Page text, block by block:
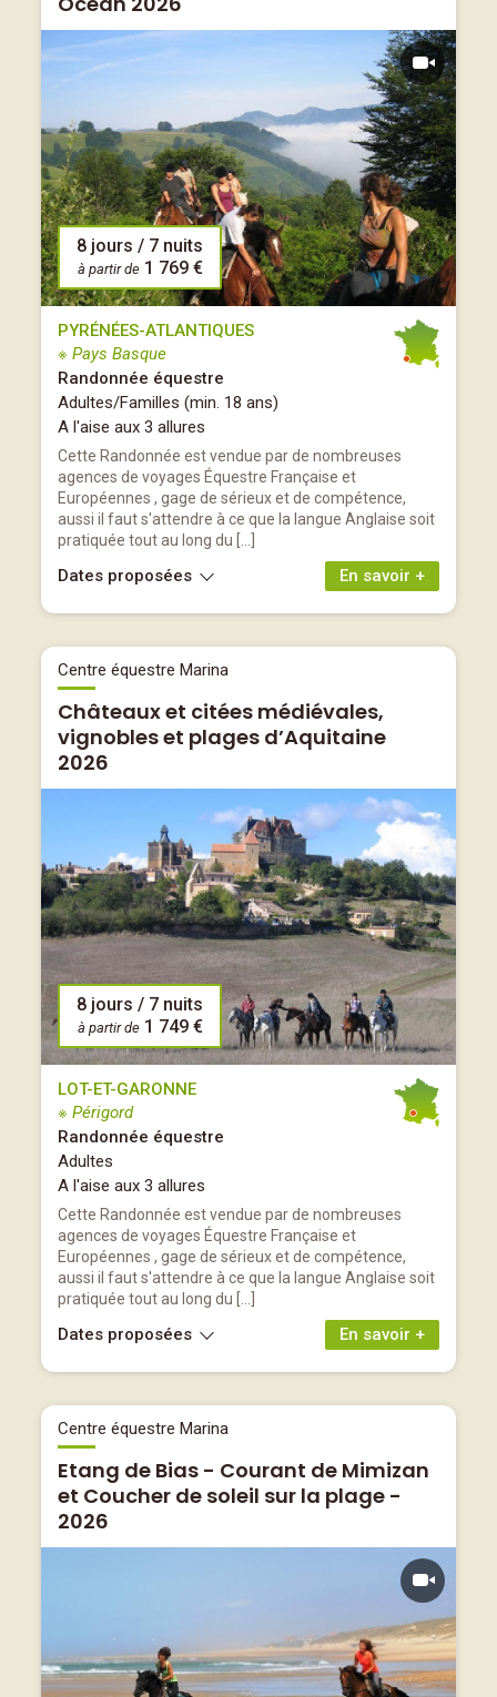
8 jours / 7 nuits
à partir de 1 769 €
PYRÉNÉES-ATLANTIQUES
※ Pays Basque
Randonnée équestre
Adultes/Familles (min. 18 ans)
A l'aise aux 3 allures
Cette Randonnée est vendue par de nombreuses
agences de voyages Équestre Française et
Européennes , gage de sérieux et de compétence,
aussi il faut s'attendre à ce que la langue Anglaise soit
pratiquée tout au long du […]
En savoir +
Dates proposées
Centre équestre Marina
Châteaux et citées médiévales,
vignobles et plages d’Aquitaine
2026
8 jours / 7 nuits
à partir de 1 749 €
LOT-ET-GARONNE
※ Périgord
Randonnée équestre
Adultes
A l'aise aux 3 allures
Cette Randonnée est vendue par de nombreuses
agences de voyages Équestre Française et
Européennes , gage de sérieux et de compétence,
aussi il faut s'attendre à ce que la langue Anglaise soit
pratiquée tout au long du […]
En savoir +
Dates proposées
Centre équestre Marina
Etang de Bias - Courant de Mimizan
et Coucher de soleil sur la plage -
2026